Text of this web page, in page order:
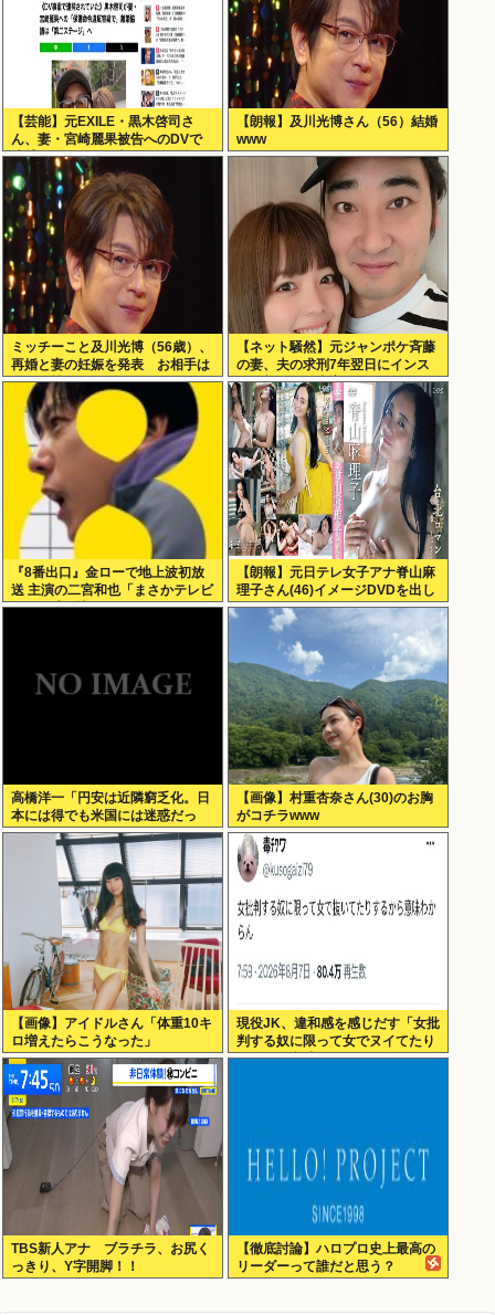
【芸能】元EXILE・黒木啓司さ
ん、妻・宮崎麗果被告へのDVで
逮捕されていたと判明（全身打
撲、頭部裂傷及び打撲、頸部損
傷）
【朗報】及川光博さん（56）結婚
www
ミッチーこと及川光博（56歳）、
再婚と妻の妊娠を発表 お相手は
一般女性
【ネット騒然】元ジャンポケ斉藤
の妻、夫の求刑7年翌日にインス
タ更新！その内容がガチでヤバす
ぎる…
『8番出口』金ローで地上波初放
送 主演の二宮和也「まさかテレビ
にまで迷い込んでしまうとは」
【朗報】元日テレ女子アナ脊山麻
理子さん(46)イメージDVDを出し
てしまう（画像・動画あり）
高橋洋一「円安は近隣窮乏化。日
本には得でも米国には迷惑だっ
た」
【画像】村重杏奈さん(30)のお胸
がコチラwww
【画像】アイドルさん「体重10キ
ロ増えたらこうなった」
現役JK、違和感を感じだす「女批
判する奴に限って女でヌイてたり
するから意味わからなくなってき
TBS新人アナ ブラチラ、お尻く
っきり、Y字開脚！！
【徹底討論】ハロプロ史上最高の
リーダーって誰だと思う？